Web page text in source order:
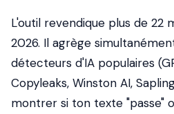
L'outil revendique plus de 22
2026. Il agrège
détecteurs d'IA populaires
Copyleaks, Winston AI,
montrer si ton texte "passe"